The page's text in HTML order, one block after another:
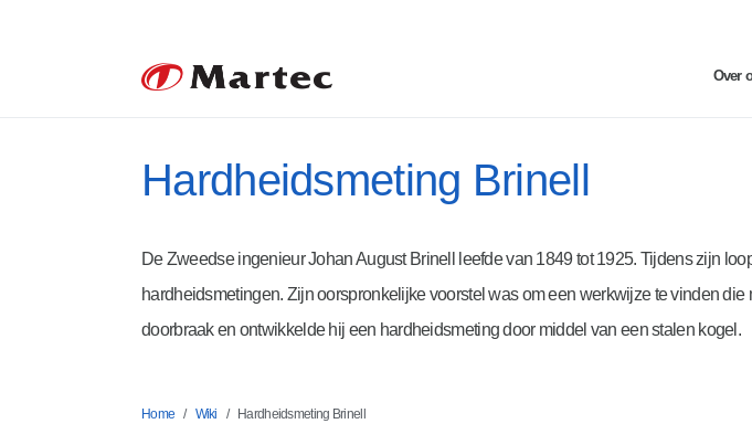
Over
Hardheidsmeting Brinell
De Zweedse ingenieur Johan August Brinell leefde van 1849 tot 1925. Tijdens zijn
hardheidsmetingen. Zijn oorspronkelijke voorstel was om een werkwijze te vinden
doorbraak en ontwikkelde hij een hardheidsmeting door middel van een stalen kogel.
Home Wiki Hardheidsmeting Brinell